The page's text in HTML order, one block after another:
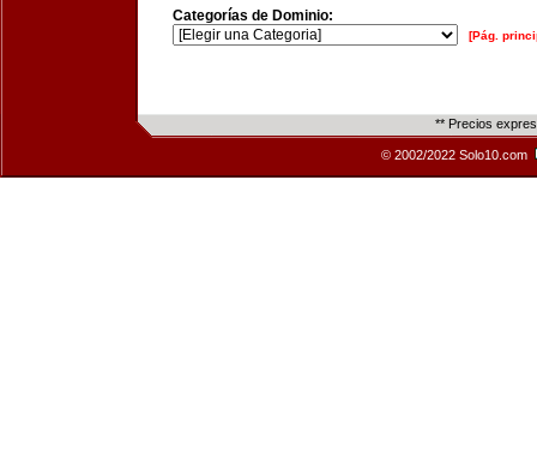
Categorías de Dominio:
[Pág.
** Precios
© 2002/2022 Solo10.com